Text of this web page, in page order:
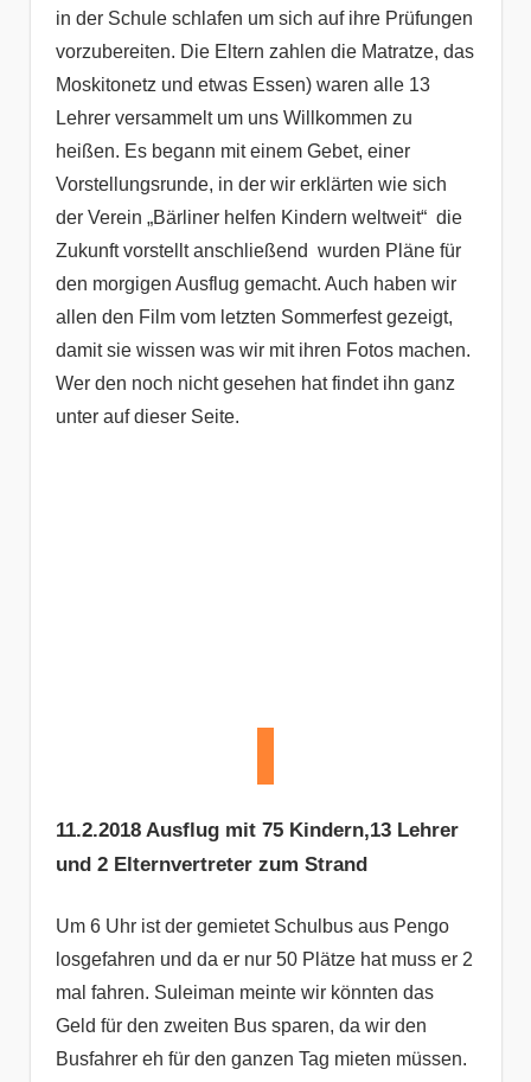
in der Schule schlafen um sich auf ihre Prüfungen
vorzubereiten. Die Eltern zahlen die Matratze, das
Moskitonetz und etwas Essen) waren alle 13
Lehrer versammelt um uns Willkommen zu
heißen. Es begann mit einem Gebet, einer
Vorstellungsrunde, in der wir erklärten wie sich
der Verein „Bärliner helfen Kindern weltweit“ die
Zukunft vorstellt anschließend wurden Pläne für
den morgigen Ausflug gemacht. Auch haben wir
allen den Film vom letzten Sommerfest gezeigt,
damit sie wissen was wir mit ihren Fotos machen.
Wer den noch nicht gesehen hat findet ihn ganz
unter auf dieser Seite.
11.2.2018 Ausflug mit 75 Kindern,13 Lehrer
und 2 Elternvertreter zum Strand
Um 6 Uhr ist der gemietet Schulbus aus Pengo
losgefahren und da er nur 50 Plätze hat muss er 2
mal fahren. Suleiman meinte wir könnten das
Geld für den zweiten Bus sparen, da wir den
Busfahrer eh für den ganzen Tag mieten müssen.